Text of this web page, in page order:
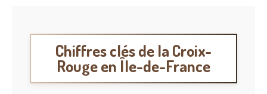
Chiffres clés de la Croix-
Rouge en Île-de-France